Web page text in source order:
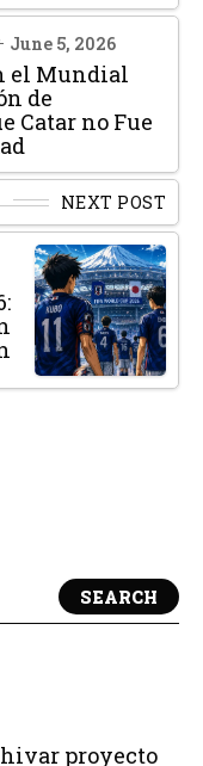
June 5, 2026
el Mundial
de
Catar no Fue
NEXT POST
SEARCH
proyecto